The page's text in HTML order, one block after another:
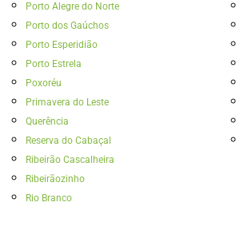
Porto Alegre do Norte
Porto dos Gaúchos
Porto Esperidião
Porto Estrela
Poxoréu
Primavera do Leste
Querência
Reserva do Cabaçal
Ribeirão Cascalheira
Ribeirãozinho
Rio Branco